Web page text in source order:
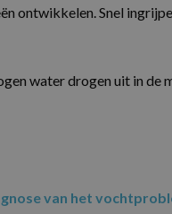
ontwikkelen. Snel
water drogen uit in
van het